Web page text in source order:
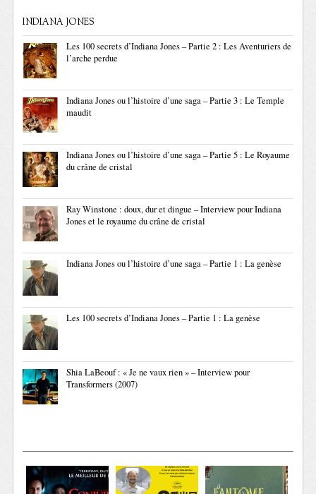
INDIANA JONES
Les 100 secrets d’Indiana Jones – Partie 2 : Les Aventuriers de
l’arche perdue
Indiana Jones ou l’histoire d’une saga – Partie 3 : Le Temple
maudit
Indiana Jones ou l’histoire d’une saga – Partie 5 : Le Royaume
du crâne de cristal
Ray Winstone : doux, dur et dingue – Interview pour Indiana
Jones et le royaume du crâne de cristal
Indiana Jones ou l’histoire d’une saga – Partie 1 : La genèse
Les 100 secrets d’Indiana Jones – Partie 1 : La genèse
Shia LaBeouf : « Je ne vaux rien » – Interview pour
Transformers (2007)